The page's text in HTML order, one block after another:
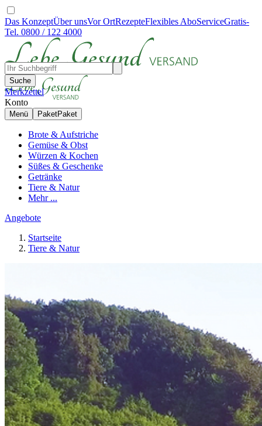
Das KonzeptÜber unsVor OrtRezepteFlexibles AboServiceGratis-
Tel. 0800 / 122 4000
Suche
Merkzettel
Konto
Menü PaketPaket
Brote & Aufstriche
Gemüse & Obst
Würzen & Kochen
Süßes & Geschenke
Getränke
Tiere & Natur
Mehr ...
Angebote
Startseite
Tiere & Natur